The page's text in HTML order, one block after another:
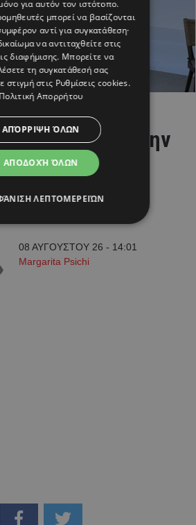
Tο
από την
Ξένια
08 ΑΥΓΟΥΣΤΟΥ 26 - 14:01
Margarita Psichi
για αυτόν τον ιστότοπο.
μπορεί να βασίζονται
αντί για συγκατάθεση·
να αντιταχθείτε στις
διαφήμισης. Μπορείτε να
τη συγκατάθεσή σας
στιγμή στις Ρυθμίσεις cookies.
Πολιτική Απορρήτου
ΑΠΟΔΟΧΉ ΌΛΩΝ
ΑΠΌΡΡΙΨΗ ΌΛΩΝ
ΛΕΠΤΟΜΕΡΕΙΏΝ